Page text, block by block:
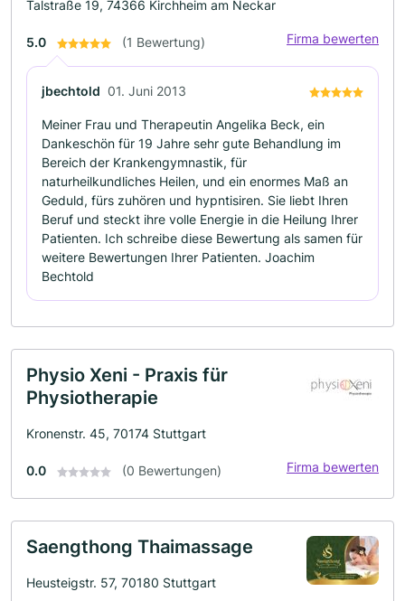
Talstraße 19, 74366 Kirchheim am Neckar
5.0 (1 Bewertung) Firma bewerten
jbechtold 01. Juni 2013
Meiner Frau und Therapeutin Angelika Beck, ein
Dankeschön für 19 Jahre sehr gute Behandlung im
Bereich der Krankengymnastik, für
naturheilkundliches Heilen, und ein enormes Maß an
Geduld, fürs zuhören und hypntisiren. Sie liebt Ihren
Beruf und steckt ihre volle Energie in die Heilung Ihrer
Patienten. Ich schreibe diese Bewertung als samen für
weitere Bewertungen Ihrer Patienten. Joachim
Bechtold
Physio Xeni - Praxis für
Physiotherapie
Kronenstr. 45, 70174 Stuttgart
0.0 (0 Bewertungen) Firma bewerten
Saengthong Thaimassage
Heusteigstr. 57, 70180 Stuttgart